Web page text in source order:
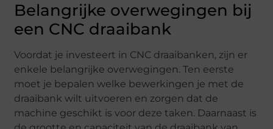
Belangrijke overwegingen bij
een CNC draaibank
Voordat je investeert in CNC draaibanken, zijn er
enkele belangrijke overwegingen. Ten eerste
moet je bepalen welke bewerkingen je met de
draaibank wilt uitvoeren en zorgen dat de
machine geschikt is voor deze taken. Daarnaast is